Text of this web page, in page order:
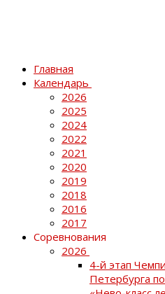
Главная
Календарь
2026
2025
2024
2022
2021
2020
2019
2018
2016
2017
Соревнования
2026
4-й этап
Петербурга